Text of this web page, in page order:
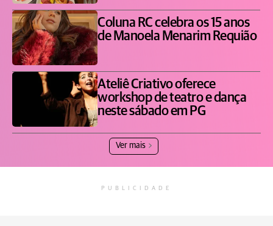
Coluna RC celebra os 15 anos
de Manoela Menarim Requião
Ateliê Criativo oferece
workshop de teatro e dança
neste sábado em PG
Ver mais
PUBLICIDADE